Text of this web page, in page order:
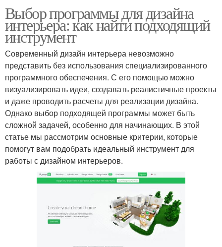
Выбор программы для дизайна
интерьера: как найти подходящий
инструмент
Современный дизайн интерьера невозможно
представить без использования специализированного
программного обеспечения. С его помощью можно
визуализировать идеи, создавать реалистичные проекты
и даже проводить расчеты для реализации дизайна.
Однако выбор подходящей программы может быть
сложной задачей, особенно для начинающих. В этой
статье мы рассмотрим основные критерии, которые
помогут вам подобрать идеальный инструмент для
работы с дизайном интерьеров.